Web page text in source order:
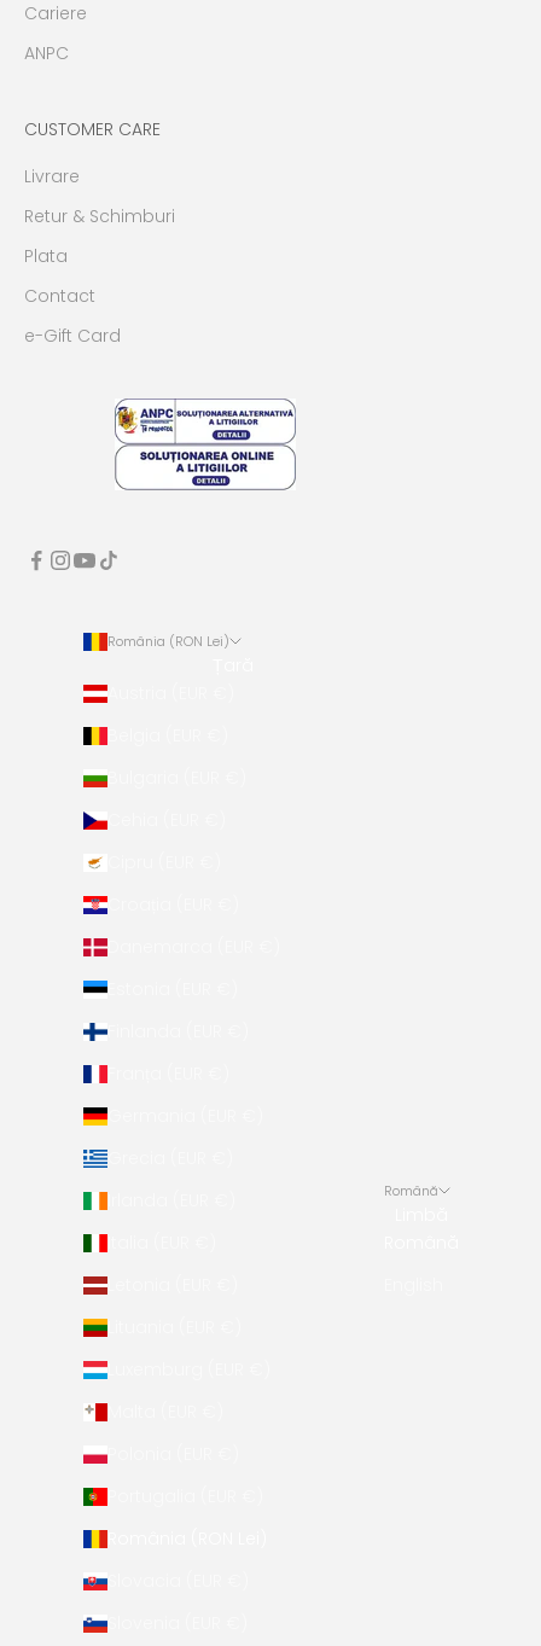
Cariere
ANPC
CUSTOMER CARE
Livrare
Retur & Schimburi
Plata
Contact
e-Gift Card
România (RON Lei)
Austria (EUR €)
Bulgaria (EUR €)
Cehia (EUR €)
Croația (EUR €)
Danemarca (EUR €)
Estonia (EUR €)
Finlanda (EUR €)
Germania (EUR €)
Grecia (EUR €)
Letonia (EUR €)
Lituania (EUR €)
Luxemburg (EUR €)
Polonia (EUR €)
Slovacia (EUR €)
Slovenia (EUR €)
Română